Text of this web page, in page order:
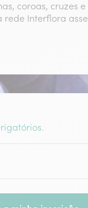
coroas, cruzes
Interflora